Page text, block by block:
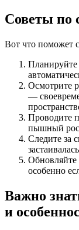
Советы по
Вот что поможет
Осмотрите
—
Проводите
пышный
Следите за
особенно
Важно
и